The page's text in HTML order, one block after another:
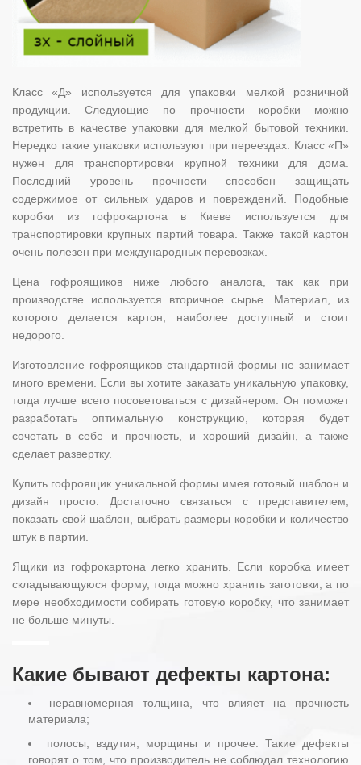
Класс «Д» используется для упаковки мелкой розничной
продукции. Следующие по прочности коробки можно
встретить в качестве упаковки для мелкой бытовой техники.
Нередко такие упаковки используют при переездах. Класс «П»
нужен для транспортировки крупной техники для дома.
Последний уровень прочности способен защищать
содержимое от сильных ударов и повреждений. Подобные
коробки из гофрокартона в Киеве используется для
транспортировки крупных партий товара. Также такой картон
очень полезен при международных перевозках.
Цена гофроящиков ниже любого аналога, так как при
производстве используется вторичное сырье. Материал, из
которого делается картон, наиболее доступный и стоит
недорого.
Изготовление гофроящиков стандартной формы не занимает
много времени. Если вы хотите заказать уникальную упаковку,
тогда лучше всего посоветоваться с дизайнером. Он поможет
разработать оптимальную конструкцию, которая будет
сочетать в себе и прочность, и хороший дизайн, а также
сделает развертку.
Купить гофроящик уникальной формы имея готовый шаблон и
дизайн просто. Достаточно связаться с представителем,
показать свой шаблон, выбрать размеры коробки и количество
штук в партии.
Ящики из гофрокартона легко хранить. Если коробка имеет
складывающуюся форму, тогда можно хранить заготовки, а по
мере необходимости собирать готовую коробку, что занимает
не больше минуты.
Какие бывают дефекты картона:
неравномерная толщина, что влияет на прочность
материала;
полосы, вздутия, морщины и прочее. Такие дефекты
говорят о том, что производитель не соблюдал технологию